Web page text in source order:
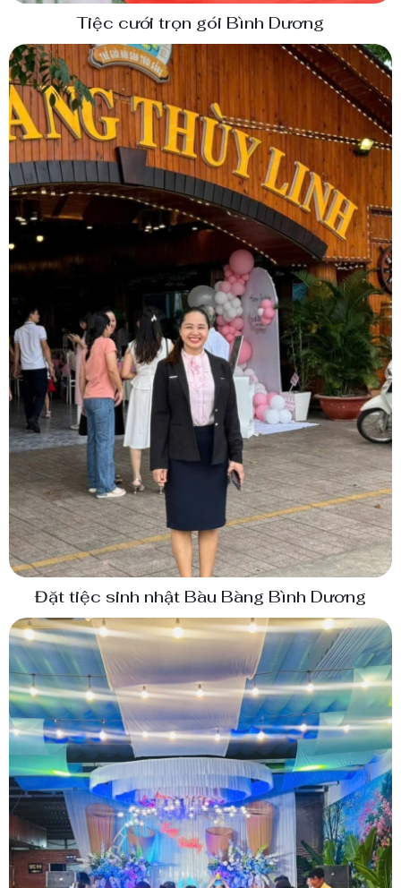
Tiệc cưới trọn gói Bình Dương
Đặt tiệc sinh nhật Bàu Bàng Bình Dương